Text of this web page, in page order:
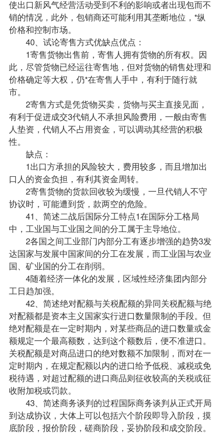
使出口新风气经营活动受到不利的影响或者出现包而不
销的情况，此外，包销商还可能利用其垄断地位，*纵
价格和控制市场。
40、试论寄售方式优缺点优点：
1寄售货物出售前，寄售人拥有货物的所有权。因
此，尽管货物已经运往寄售地，但对货物的销售处理和
价格确定等大权，仍*在寄售人手中，有利于随行就
市。
2寄售方式是凭货物买卖，货物与买主直接见面，
有利于促进成交3代销人不承担风险费用，一般由寄售
人垫资，代销人不占用资金，可以调动其经营的积极
性。
缺点：
1出口方承担的风险较大，费用较多，而且增加出
口人的资金负担，有利其资金周转。
2寄售货物的货款回收较为缓慢，一旦代销人不守
协议时，可能遭到货，款两空的危险。
41、简述二战后国际分工特点1在国际分工格局
中，工业国与工业国之间的分工属于主导地位。
2各国之间工业部门内部分工有逐步增强的趋势3发
达国家与发展中国家间的分工在发展，而工业国与农业
国、矿业国的分工在削弱。
4随着经济一体化的发展，区域性经济集团内部分
工日趋加强。
42、简述绝对配额与关税配额的异同关税配额与绝
对配额都是资本主义国家实行进口数量限制的手段。但
绝对配额是在一定时期内，对某些商品的进口数量或金
额规定一个最高额数，达到这个额数后，便不准进口。
关税配额是对商品进口的绝对数额不加限制，而对在一
定时期内，在规定配额以内的进口给予低税、减税或免
税待遇，对超过配额的进口商品则征收较高的关税或征
收附加税或罚款。
43、简述商务谈判的过程国际商务谈判从正式开局
到达成协议，大体上可以包括六个阶段即导入阶段，摸
底阶段，报价阶段，磋商阶段，妥协阶段和成交阶段。